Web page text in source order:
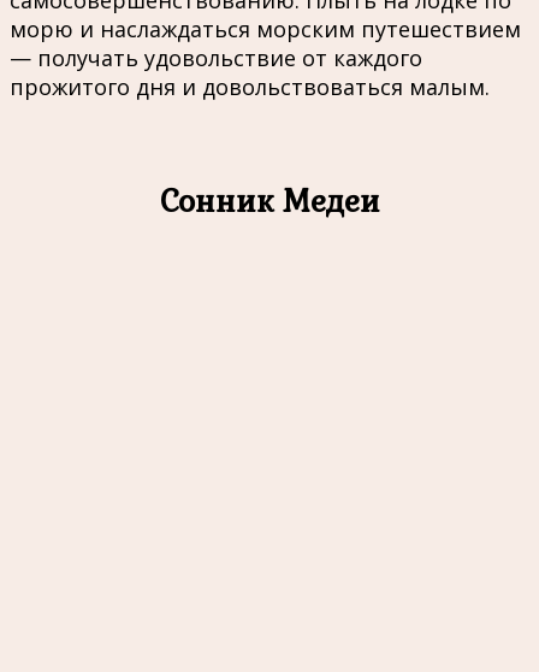
морю и наслаждаться морским путешествием
— получать удовольствие от каждого
прожитого дня и довольствоваться малым.
Сонник Медеи